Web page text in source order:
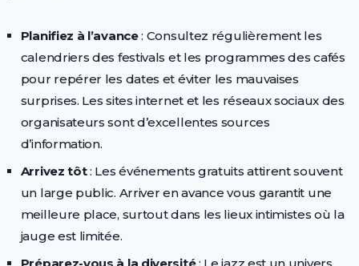
Planifiez à l’avance: Consultez régulièrement les
calendriers des festivals et les programmes des cafés
pour repérer les dates et éviter les mauvaises
surprises. Les sites internet et les réseaux sociaux des
organisateurs sont d’excellentes sources
d’information.
Arrivez tôt: Les événements gratuits attirent souvent
un large public. Arriver en avance vous garantit une
meilleure place, surtout dans les lieux intimistes où la
jauge est limitée.